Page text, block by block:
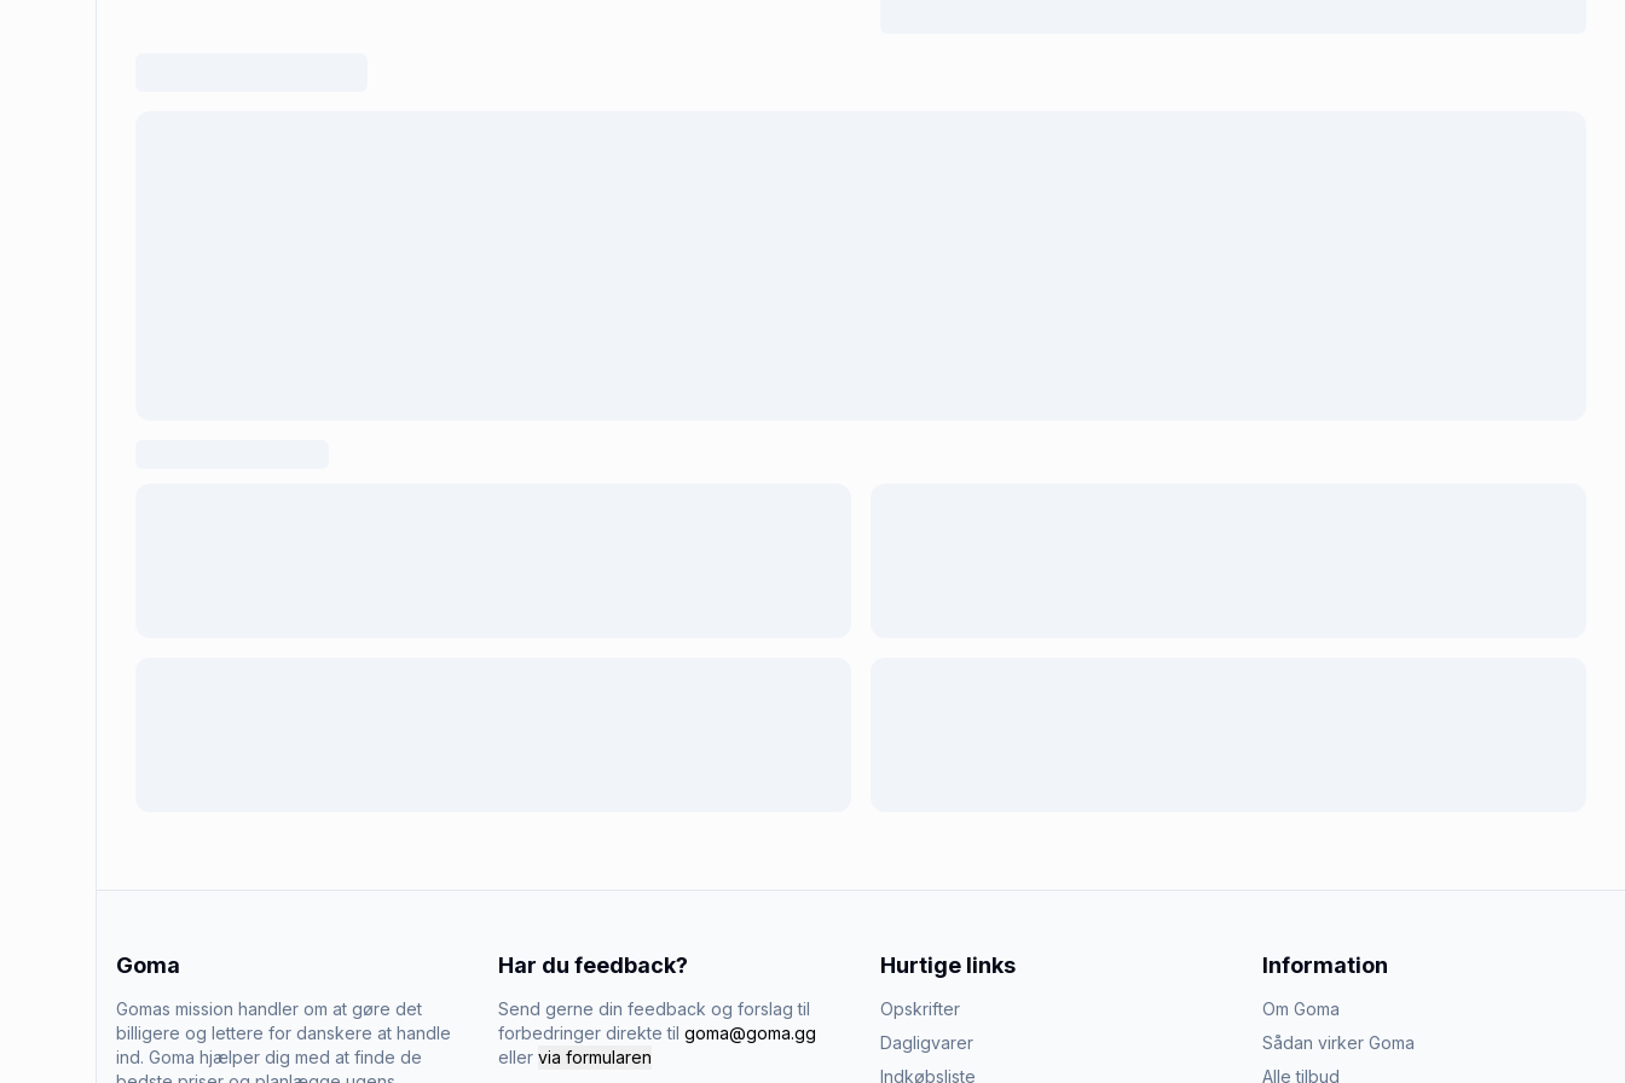
Goma
Gomas mission handler om at gøre det
billigere og lettere for danskere at handle
ind. Goma hjælper dig med at finde de
Har du feedback?
Send gerne din feedback og forslag til
forbedringer direkte til goma@goma.gg
eller via formularen
Hurtige links
Opskrifter
Dagligvarer
Indkøbsliste
Information
Om Goma
Sådan virker Goma
Alle tilbud